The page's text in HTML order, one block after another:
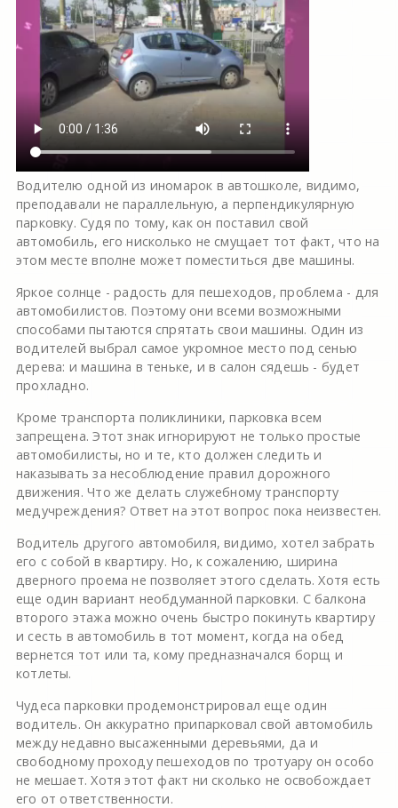
Водителю одной из иномарок в автошколе, видимо,
преподавали не параллельную, а перпендикулярную
парковку. Судя по тому, как он поставил свой
автомобиль, его нисколько не смущает тот факт, что на
этом месте вполне может поместиться две машины.
Яркое солнце - радость для пешеходов, проблема - для
автомобилистов. Поэтому они всеми возможными
способами пытаются спрятать свои машины. Один из
водителей выбрал самое укромное место под сенью
дерева: и машина в теньке, и в салон сядешь - будет
прохладно.
Кроме транспорта поликлиники, парковка всем
запрещена. Этот знак игнорируют не только простые
автомобилисты, но и те, кто должен следить и
наказывать за несоблюдение правил дорожного
движения. Что же делать служебному транспорту
медучреждения? Ответ на этот вопрос пока неизвестен.
Водитель другого автомобиля, видимо, хотел забрать
его с собой в квартиру. Но, к сожалению, ширина
дверного проема не позволяет этого сделать. Хотя есть
еще один вариант необдуманной парковки. С балкона
второго этажа можно очень быстро покинуть квартиру
и сесть в автомобиль в тот момент, когда на обед
вернется тот или та, кому предназначался борщ и
котлеты.
Чудеса парковки продемонстрировал еще один
водитель. Он аккуратно припарковал свой автомобиль
между недавно высаженными деревьями, да и
свободному проходу пешеходов по тротуару он особо
не мешает. Хотя этот факт ни сколько не освобождает
его от ответственности.